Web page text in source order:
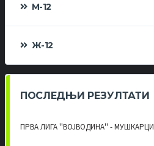
М-12
Ж-12
ПОСЛЕДЊИ РЕЗУЛТАТИ
ПРВА ЛИГА ''ВОЈВОДИНА'' - МУШКАРЦИ